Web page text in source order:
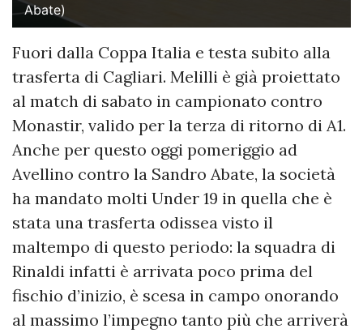
Abate)
Fuori dalla Coppa Italia e testa subito alla
trasferta di Cagliari. Melilli è già proiettato
al match di sabato in campionato contro
Monastir, valido per la terza di ritorno di A1.
Anche per questo oggi pomeriggio ad
Avellino contro la Sandro Abate, la società
ha mandato molti Under 19 in quella che è
stata una trasferta odissea visto il
maltempo di questo periodo: la squadra di
Rinaldi infatti è arrivata poco prima del
fischio d’inizio, è scesa in campo onorando
al massimo l’impegno tanto più che arriverà